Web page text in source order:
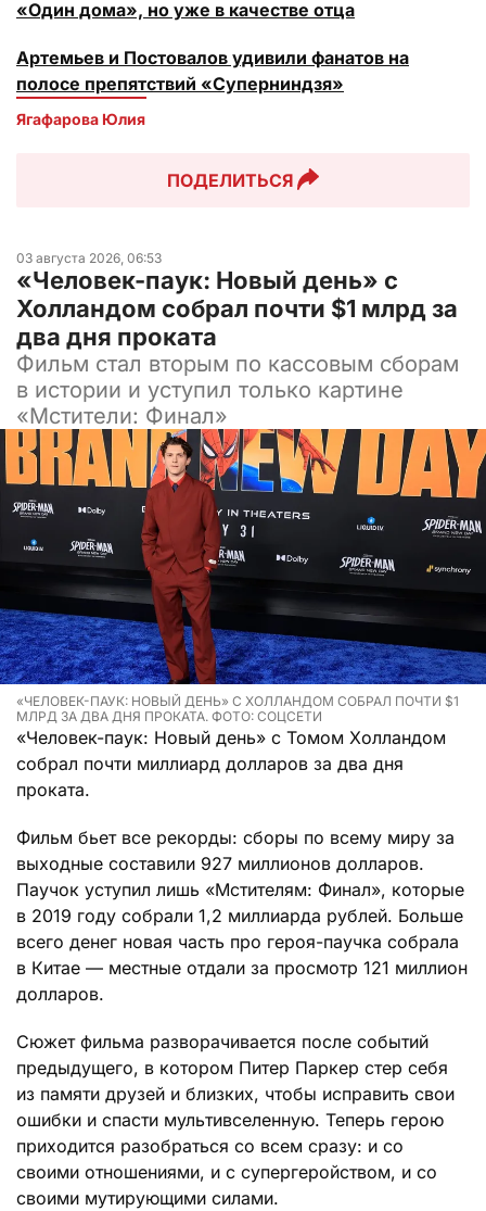
«Один дома», но уже в качестве отца
Артемьев и Постовалов удивили фанатов на
полосе препятствий «Суперниндзя»
Ягафарова Юлия
ПОДЕЛИТЬСЯ
03 августа 2026, 06:53
«Человек-паук: Новый день» с
Холландом собрал почти $1 млрд за
два дня проката
Фильм стал вторым по кассовым сборам
в истории и уступил только картине
«Мстители: Финал»
«ЧЕЛОВЕК-ПАУК: НОВЫЙ ДЕНЬ» С ХОЛЛАНДОМ СОБРАЛ ПОЧТИ $1
МЛРД ЗА ДВА ДНЯ ПРОКАТА. ФОТО: СОЦСЕТИ
«Человек-паук: Новый день» с Томом Холландом
собрал почти миллиард долларов за два дня
проката.
Фильм бьет все рекорды: сборы по всему миру за
выходные составили 927 миллионов долларов.
Паучок уступил лишь «Мстителям: Финал», которые
в 2019 году собрали 1,2 миллиарда рублей. Больше
всего денег новая часть про героя-паучка собрала
в Китае — местные отдали за просмотр 121 миллион
долларов.
Сюжет фильма разворачивается после событий
предыдущего, в котором Питер Паркер стер себя
из памяти друзей и близких, чтобы исправить свои
ошибки и спасти мультивселенную. Теперь герою
приходится разобраться со всем сразу: и со
своими отношениями, и с супергеройством, и со
своими мутирующими силами.